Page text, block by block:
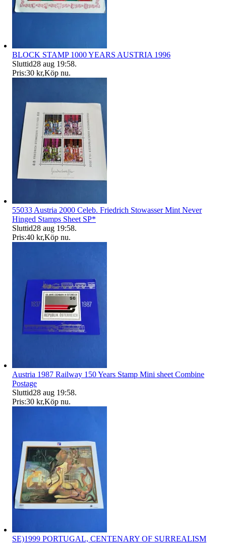
BLOCK STAMP 1000 YEARS AUSTRIA 1996
Sluttid28 aug 19:58.
Pris:30 kr,Köp nu.
55033 Austria 2000 Celeb. Friedrich Stowasser Mint Never
Hinged Stamps Sheet SP*
Sluttid28 aug 19:58.
Pris:40 kr,Köp nu.
Austria 1987 Railway 150 Years Stamp Mini sheet Combine
Postage
Sluttid28 aug 19:58.
Pris:30 kr,Köp nu.
SE)1999 PORTUGAL, CENTENARY OF SURREALISM